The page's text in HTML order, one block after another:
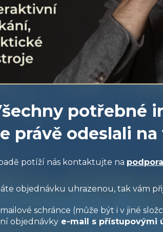
potřebné
právě odeslali na
potíží nás kontaktujte na pod pora
objednávku uhrazenou, tak vám
mailové schránce (může být i v jiné
objednávky e-mail s přístupovými